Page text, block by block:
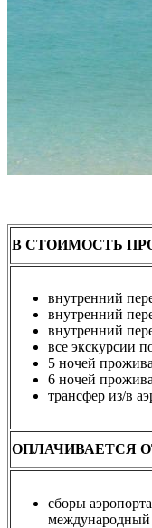
В СТОИМОСТЬ
внутренний
внутренний
внутренний
все экскурсии
5 ночей
6 ночей
трансфер из/в
ОПЛАЧИВАЕТСЯ
сборы
международный